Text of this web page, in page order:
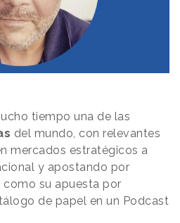
tiempo una de las
del mundo, con relevantes
mercados estratégicos a
y apostando por
su apuesta por
de papel en un Podcast